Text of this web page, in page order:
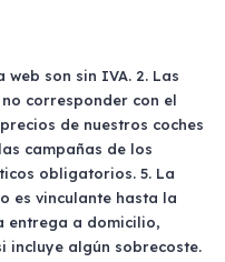
pocos años.
son sin IVA. 2. Las
corresponder con el
de nuestros coches
campañas de los
obligatorios. 5. La
es vinculante hasta la
entrega a domicilio,
incluye algún sobrecoste.